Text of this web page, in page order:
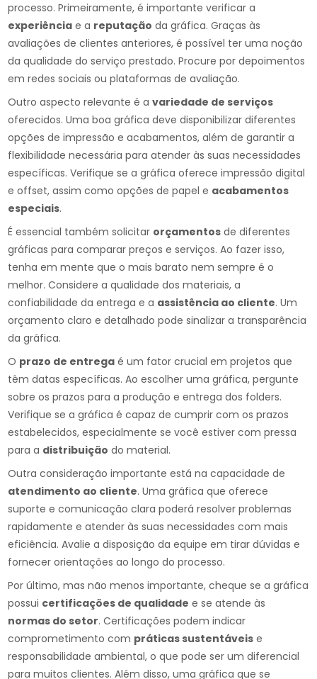
processo. Primeiramente, é importante verificar a
experiência e a reputação da gráfica. Graças às
avaliações de clientes anteriores, é possível ter uma noção
da qualidade do serviço prestado. Procure por depoimentos
em redes sociais ou plataformas de avaliação.
Outro aspecto relevante é avariedade de serviços
oferecidos. Uma boa gráfica deve disponibilizar diferentes
opções de impressão e acabamentos, além de garantir a
flexibilidade necessária para atender às suas necessidades
específicas. Verifique se a gráfica oferece impressão digital
e offset, assim como opções de papel e acabamentos
especiais.
É essencial também solicitar orçamentos de diferentes
gráficas para comparar preços e serviços. Ao fazer isso,
tenha em mente que o mais barato nem sempre é o
melhor. Considere a qualidade dos materiais, a
confiabilidade da entrega e a assistência ao cliente. Um
orçamento claro e detalhado pode sinalizar a transparência
da gráfica.
O prazo de entrega é um fator crucial em projetos que
têm datas específicas. Ao escolher uma gráfica, pergunte
sobre os prazos para a produção e entrega dos folders.
Verifique se a gráfica é capaz de cumprir com os prazos
estabelecidos, especialmente se você estiver com pressa
para a distribuição do material.
Outra consideração importante está na capacidade de
atendimento ao cliente. Uma gráfica que oferece
suporte e comunicação clara poderá resolver problemas
rapidamente e atender às suas necessidades com mais
eficiência. Avalie a disposição da equipe em tirar dúvidas e
fornecer orientações ao longo do processo.
Por último, mas não menos importante, cheque se a gráfica
possui certificações de qualidade e se atende às
normas do setor. Certificações podem indicar
comprometimento com práticas sustentáveis e
responsabilidade ambiental, o que pode ser um diferencial
para muitos clientes. Além disso, uma gráfica que se